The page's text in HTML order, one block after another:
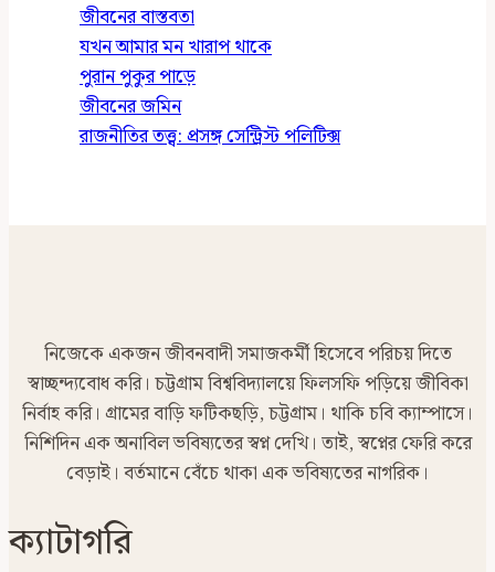
জীবনের বাস্তবতা
যখন আমার মন খারাপ থাকে
পুরান পুকুর পাড়ে
জীবনের জমিন
রাজনীতির তত্ত্ব: প্রসঙ্গ সেন্ট্রিস্ট পলিটিক্স
নিজেকে একজন জীবনবাদী সমাজকর্মী হিসেবে পরিচয় দিতে
স্বাচ্ছন্দ্যবোধ করি। চট্টগ্রাম বিশ্ববিদ্যালয়ে ফিলসফি পড়িয়ে জীবিকা
নির্বাহ করি। গ্রামের বাড়ি ফটিকছড়ি, চট্টগ্রাম। থাকি চবি ক্যাম্পাসে।
নিশিদিন এক অনাবিল ভবিষ্যতের স্বপ্ন দেখি। তাই, স্বপ্নের ফেরি করে
বেড়াই। বর্তমানে বেঁচে থাকা এক ভবিষ্যতের নাগরিক।
ক্যাটাগরি